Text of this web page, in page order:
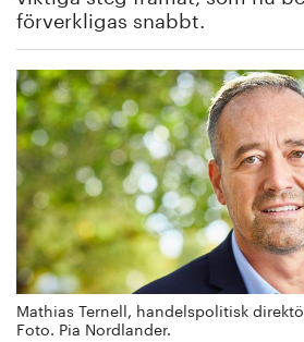
Bildbank
Om oss
förverkligas snabbt.
Mathias Ternell, handelspolitisk
Foto. Pia Nordlander.